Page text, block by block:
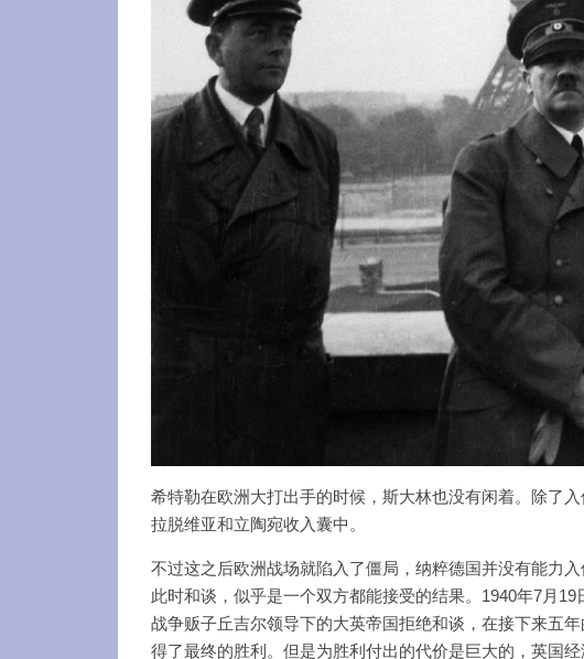
希特勒在欧洲大打出手的时候，斯大林也没有闲着。除了
拉脱维亚和立陶宛收入囊中。
不过这之后欧洲战场就陷入了僵局，纳粹德国并没有能力
此时和谈，似乎是一个双方都能接受的结果。1940年7月
战争贩子丘吉尔领导下的大英帝国拒绝和谈，在接下来五
得了最终的胜利。但是为胜利付出的代价是巨大的，英国